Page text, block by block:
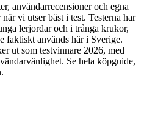
användarrecensioner och egna
vi utser bäst i test. Testerna har
lerjordar och i trånga krukor,
faktiskt används här i Sverige.
ut som testvinnare 2026, med
Se hela köpguide,